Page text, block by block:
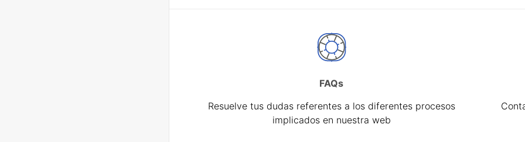
FAQs
Resuelve tus dudas referentes a los diferentes procesos
implicados en nuestra web